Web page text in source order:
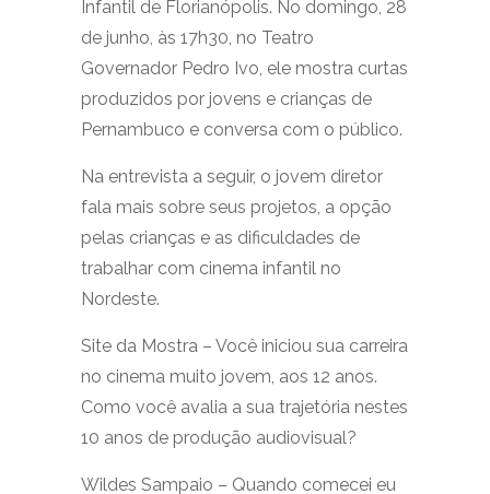
Infantil de Florianópolis. No domingo, 28
de junho, às 17h30, no Teatro
Governador Pedro Ivo, ele mostra curtas
produzidos por jovens e crianças de
Pernambuco e conversa com o público.
Na entrevista a seguir, o jovem diretor
fala mais sobre seus projetos, a opção
pelas crianças e as dificuldades de
trabalhar com cinema infantil no
Nordeste.
Site da Mostra – Você iniciou sua carreira
no cinema muito jovem, aos 12 anos.
Como você avalia a sua trajetória nestes
10 anos de produção audiovisual?
Wildes Sampaio – Quando comecei eu